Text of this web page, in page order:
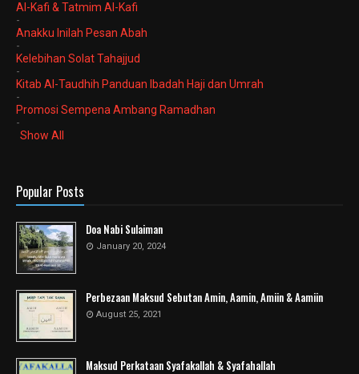
Al-Kafi & Tatmim Al-Kafi
-
Anakku Inilah Pesan Abah
-
Kelebihan Solat Tahajjud
-
Kitab Al-Taudhih Panduan Ibadah Haji dan Umrah
-
Promosi Sempena Ambang Ramadhan
-
Show All
Popular Posts
Doa Nabi Sulaiman
January 20, 2024
Perbezaan Maksud Sebutan Amin, Aamin, Amiin & Aamiin
August 25, 2021
Maksud Perkataan Syafakallah & Syafahallah